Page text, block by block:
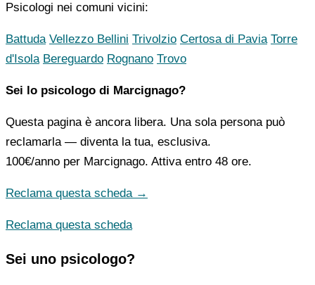
Psicologi nei comuni vicini:
Battuda Vellezzo Bellini Trivolzio Certosa di Pavia Torre
d'Isola Bereguardo Rognano Trovo
Sei lo psicologo di Marcignago?
Questa pagina è ancora libera. Una sola persona può
reclamarla — diventa la tua, esclusiva.
100€/anno per Marcignago. Attiva entro 48 ore.
Reclama questa scheda →
Reclama questa scheda
Sei uno psicologo?